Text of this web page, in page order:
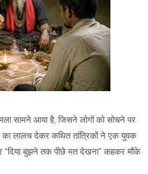
सामने आया है, जिसने लोगों को सोचने पर
लालच देकर कथित तांत्रिकों ने एक युवक
बुझने तक पीछे मत देखना” कहकर मौके